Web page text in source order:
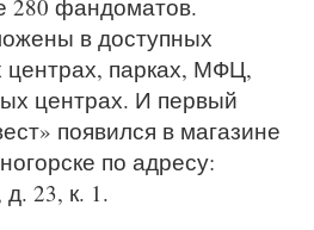
280 фандоматов.
в доступных
центрах, парках, МФЦ,
центрах. И первый
появился в магазине
по адресу:
23, к. 1.